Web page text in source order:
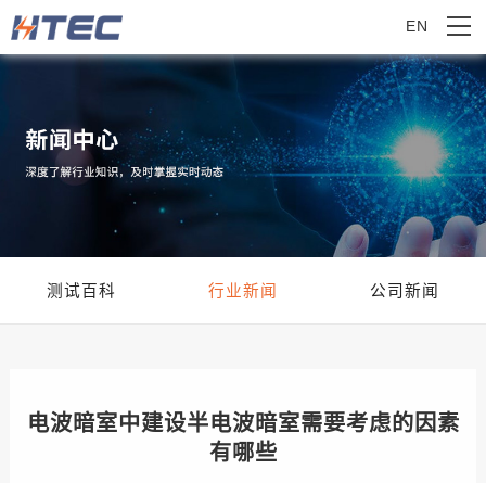
EN
测试百科 行业新闻 公司新闻
电波暗室中建设半电波暗室需要考虑的因素
有哪些